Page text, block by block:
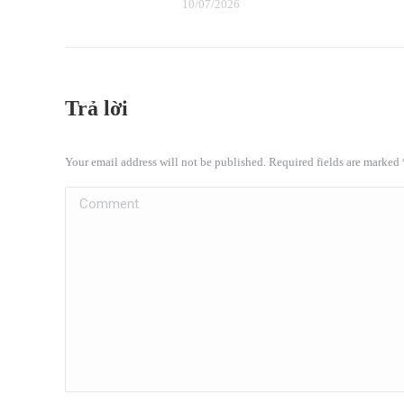
10/07/2026
Trả lời
Your email address will not be published. Required fields are marked
Comment